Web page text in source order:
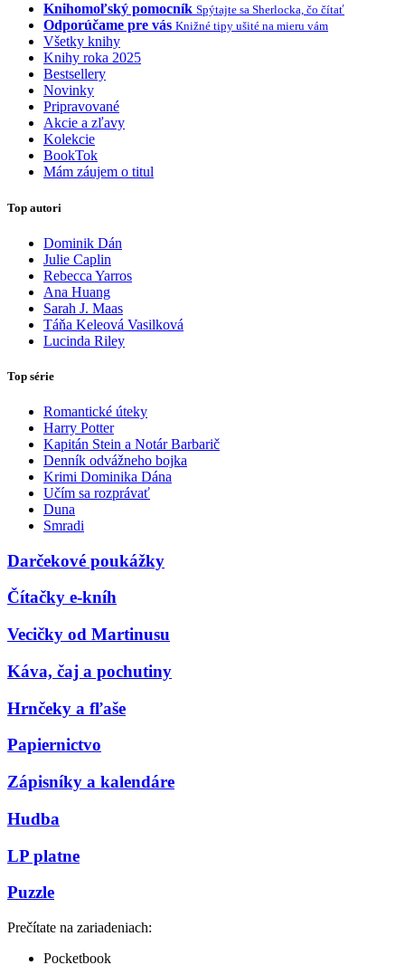
Knihomoľský pomocník Spýtajte sa Sherlocka, čo čítať
Odporúčame pre vás Knižné tipy ušité na mieru vám
Všetky knihy
Knihy roka 2025
Bestsellery
Novinky
Pripravované
Akcie a zľavy
Kolekcie
BookTok
Mám záujem o titul
Top autori
Dominik Dán
Julie Caplin
Rebecca Yarros
Ana Huang
Sarah J. Maas
Táňa Keleová Vasilková
Lucinda Riley
Top série
Romantické úteky
Harry Potter
Kapitán Stein a Notár Barbarič
Denník odvážneho bojka
Krimi Dominika Dána
Učím sa rozprávať
Duna
Smradi
Darčekové poukážky
Čítačky e-kníh
Vecičky od Martinusu
Káva, čaj a pochutiny
Hrnčeky a fľaše
Papiernictvo
Zápisníky a kalendáre
Hudba
LP platne
Puzzle
Prečítate na zariadeniach:
Pocketbook